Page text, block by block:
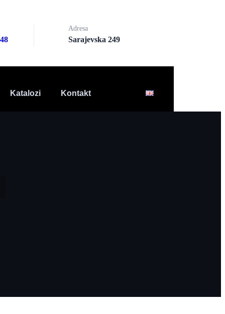
Adresa
Sarajevska 249
Katalozi Kontakt